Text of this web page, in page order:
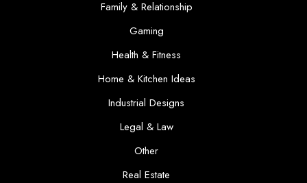
Family & Relationship
Gaming
Health & Fitness
Home & Kitchen Ideas
Industrial Designs
Legal & Law
Other
Real Estate